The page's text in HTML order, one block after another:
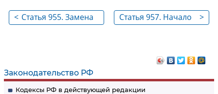
Законодательство РФ
Кодексы РФ в действующей редакции
< Статья 955. Замена
>
Статья 957. Начало